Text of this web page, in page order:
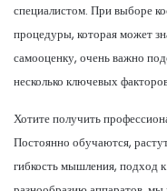
специалистом. При выборе
процедуры, которая может
самооценку, очень важно
несколько ключевых
Хотите получить
Постоянно обучаются,
гибкость мышления, подход